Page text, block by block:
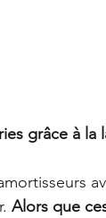
grâce à la
Alors que